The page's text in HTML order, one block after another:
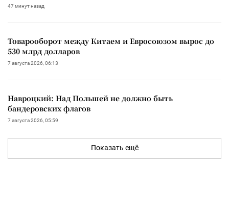
47 минут назад
Товарооборот между Китаем и Евросоюзом вырос до
530 млрд долларов
7 августа 2026, 06:13
Навроцкий: Над Польшей не должно быть
бандеровских флагов
7 августа 2026, 05:59
Показать ещё